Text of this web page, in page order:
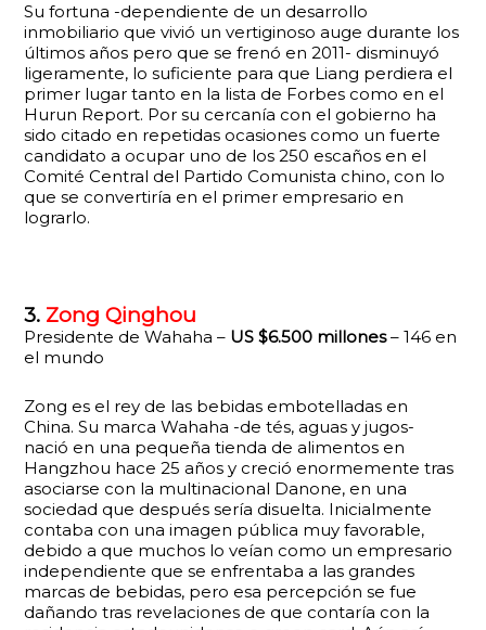
Su fortuna -dependiente de un desarrollo
inmobiliario que vivió un vertiginoso auge durante los
últimos años pero que se frenó en 2011- disminuyó
ligeramente, lo suficiente para que Liang perdiera el
primer lugar tanto en la lista de Forbes como en el
Hurun Report. Por su cercanía con el gobierno ha
sido citado en repetidas ocasiones como un fuerte
candidato a ocupar uno de los 250 escaños en el
Comité Central del Partido Comunista chino, con lo
que se convertiría en el primer empresario en
lograrlo.
3. Zong Qinghou
Presidente de Wahaha – US $6.500 millones– 146 en
el mundo
Zong es el rey de las bebidas embotelladas en
China. Su marca Wahaha -de tés, aguas y jugos-
nació en una pequeña tienda de alimentos en
Hangzhou hace 25 años y creció enormemente tras
asociarse con la multinacional Danone, en una
sociedad que después sería disuelta. Inicialmente
contaba con una imagen pública muy favorable,
debido a que muchos lo veían como un empresario
independiente que se enfrentaba a las grandes
marcas de bebidas, pero esa percepción se fue
dañando tras revelaciones de que contaría con la